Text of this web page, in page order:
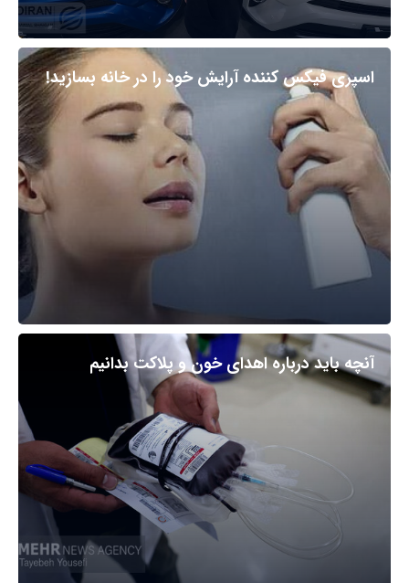
اسپری فیکس کننده آرایش خود را در خانه بسازید!
آنچه باید درباره اهدای خون و پلاکت بدانیم